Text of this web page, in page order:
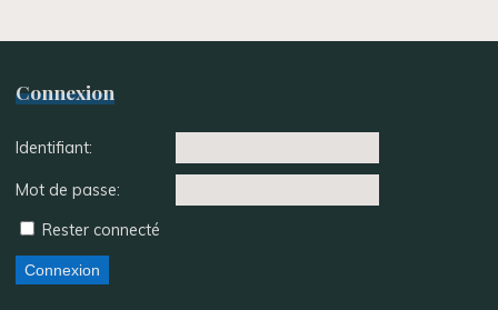
Connexion
Identifiant:
Mot de passe:
Rester connecté
Connexion